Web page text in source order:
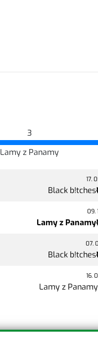
3
Lamy z Panamy
17.
Black b!tches
09.
Lamy z Panamy
07.
Black b!tches
16.
Lamy z Panamy